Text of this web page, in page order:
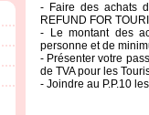
- Faire des achats
REFUND FOR
- Le montant des
personne et de
- Présenter votre
de TVA pour les
- Joindre au P.P.10